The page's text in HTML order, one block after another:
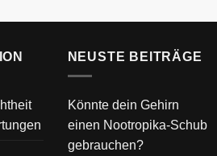
NEUSTE BEITRÄGE
Könnte dein Gehirn
einen Nootropika-Schub
gebrauchen?